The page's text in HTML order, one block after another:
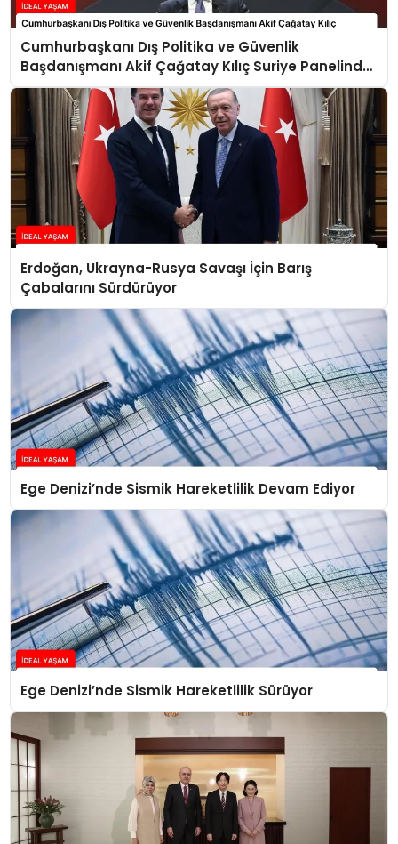
Cumhurbaşkanı Dış Politika ve Güvenlik
Başdanışmanı Akif Çağatay Kılıç Suriye Panelinde
Konuştu
Erdoğan, Ukrayna-Rusya Savaşı İçin Barış
Çabalarını Sürdürüyor
Ege Denizi’nde Sismik Hareketlilik Devam Ediyor
Ege Denizi’nde Sismik Hareketlilik Sürüyor